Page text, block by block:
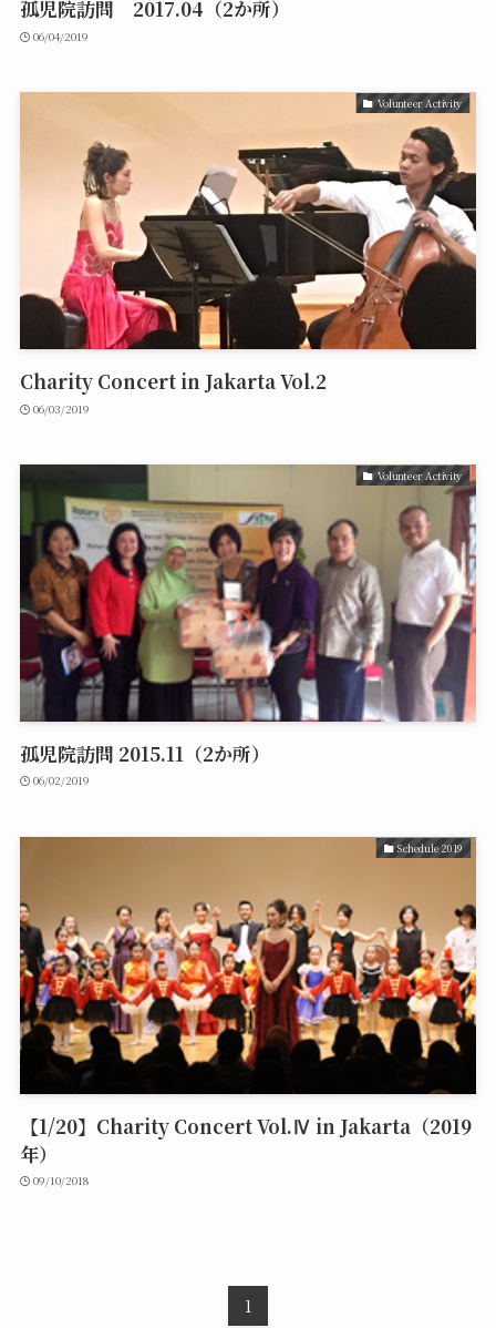
孤児院訪問 2017.04（2か所）
06/04/2019
Volunteer Activity
Charity Concert in Jakarta Vol.2
06/03/2019
Volunteer Activity
孤児院訪問 2015.11（2か所）
06/02/2019
Schedule 2019
【1/20】Charity Concert Vol.Ⅳ in Jakarta（2019
年）
09/10/2018
1